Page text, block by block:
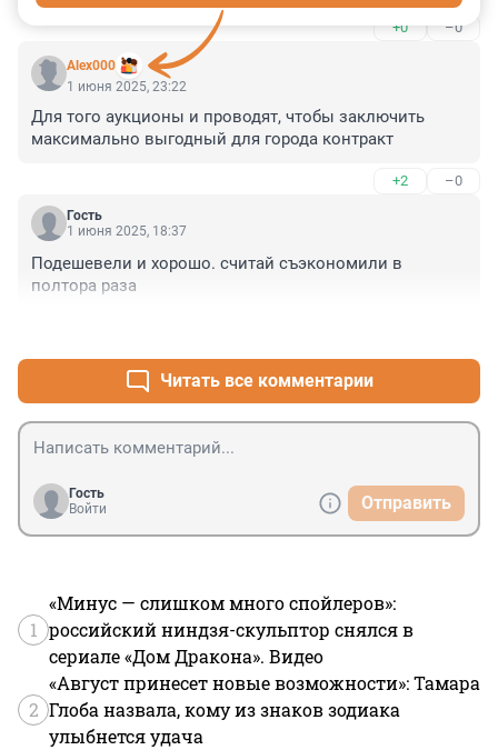
+0 –0
Aleх000
1 июня 2025, 23:22
Для того аукционы и проводят, чтобы заключить
максимально выгодный для города контракт
+2 –0
Гость
1 июня 2025, 18:37
Подешевели и хорошо. считай съэкономили в
полтора раза
Читать все комментарии
Гость
Войти
Отправить
1
«Минус — слишком много спойлеров»:
российский ниндзя-скульптор снялся в
сериале «Дом Дракона». Видео
2
«Август принесет новые возможности»: Тамара
Глоба назвала, кому из знаков зодиака
улыбнется удача